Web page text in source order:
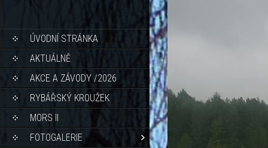
ÚVODNÍ STRÁNKA
AKTUÁLNĚ
AKCE A ZÁVODY /2026
RYBÁŘSKÝ KROUŽEK
MORS II
FOTOGALERIE